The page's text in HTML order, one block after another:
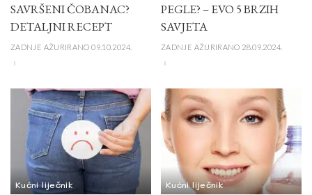
SAVRŠENI ČOBANAC?
DETALJNI RECEPT
ZADNJE AŽURIRANO 09.10.2024.
PEGLE? – EVO 5 BRZIH
SAVJETA
ZADNJE AŽURIRANO 28.09.2024.
Kućni liječnik Kućni liječnik